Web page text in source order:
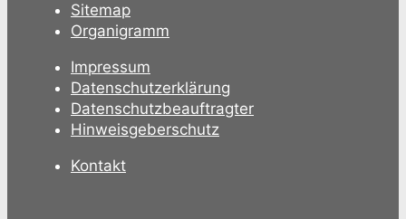
Sitemap
Organigramm
Impressum
Datenschutzerklärung
Datenschutzbeauftragter
Hinweisgeberschutz
Kontakt